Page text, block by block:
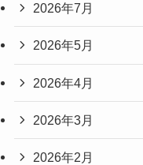
2026年7月
2026年5月
2026年4月
2026年3月
2026年2月